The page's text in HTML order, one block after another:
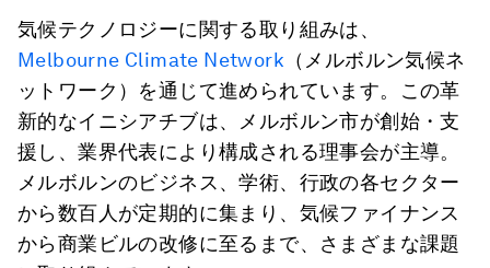
気候テクノロジーに関する取り組みは、
Melbourne Climate Network （メルボルン気候ネ
ットワーク）を通じて進められています。この革
新的なイニシアチブは、メルボルン市が創始・支
援し、業界代表により構成される理事会が主導。
メルボルンのビジネス、学術、行政の各セクター
から数百人が定期的に集まり、気候ファイナンス
から商業ビルの改修に至るまで、さまざまな課題